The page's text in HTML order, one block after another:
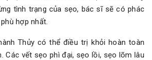
tình trạng của sẹo, bác sĩ sẽ có phác
hợp nhất.
Thủy có thể điều trị khỏi hoàn toàn
Các vết sẹo phì đại, sẹo lồi, sẹo lõm lâu